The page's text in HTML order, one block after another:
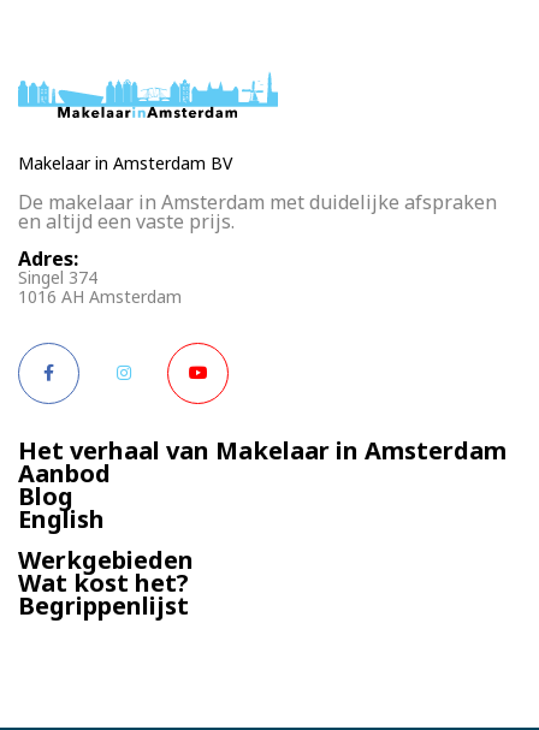
Makelaar in Amsterdam BV
De makelaar in Amsterdam met duidelijke afspraken
en altijd een vaste prijs.
Adres:
Singel 374
1016 AH Amsterdam
Het verhaal van Makelaar in Amsterdam
Aanbod
Blog
English
Werkgebieden
Wat kost het?
Begrippenlijst